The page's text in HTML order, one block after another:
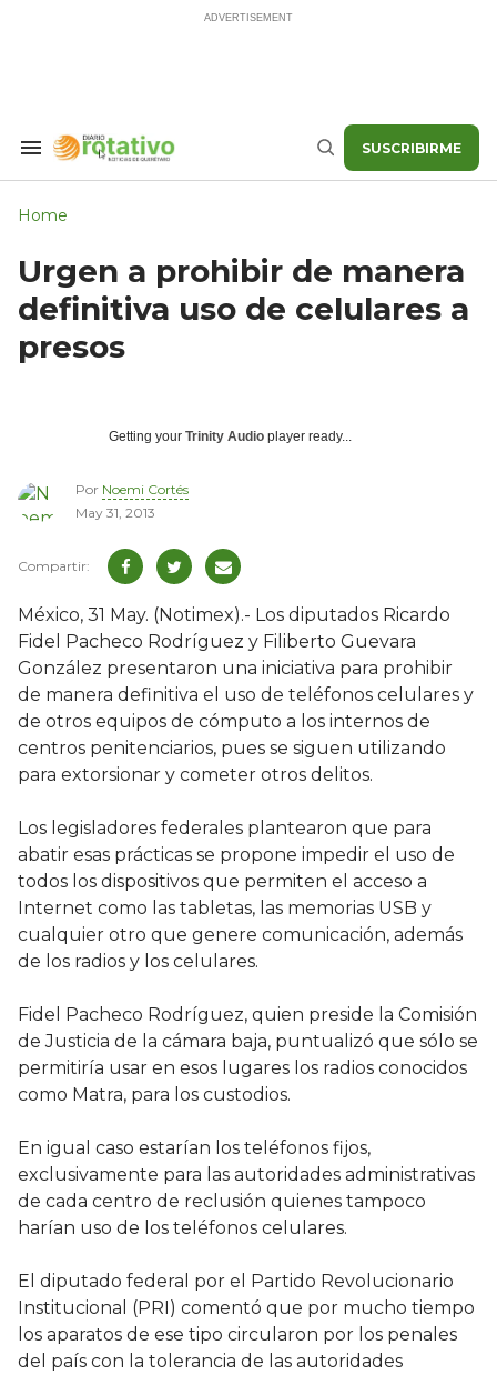
Search
Buscar SUSCRIBIRME
Home
Urgen a prohibir de manera
definitiva uso de celulares a
presos
Getting your Trinity Audio player ready...
Por Noemi Cortés
May 31, 2013
México, 31 May. (Notimex).- Los diputados Ricardo
Fidel Pacheco Rodríguez y Filiberto Guevara
González presentaron una iniciativa para prohibir
de manera definitiva el uso de teléfonos celulares y
de otros equipos de cómputo a los internos de
centros penitenciarios, pues se siguen utilizando
para extorsionar y cometer otros delitos.
Los legisladores federales plantearon que para
abatir esas prácticas se propone impedir el uso de
todos los dispositivos que permiten el acceso a
Internet como las tabletas, las memorias USB y
cualquier otro que genere comunicación, además
de los radios y los celulares.
Fidel Pacheco Rodríguez, quien preside la Comisión
de Justicia de la cámara baja, puntualizó que sólo se
permitiría usar en esos lugares los radios conocidos
como Matra, para los custodios.
En igual caso estarían los teléfonos fijos,
exclusivamente para las autoridades administrativas
de cada centro de reclusión quienes tampoco
harían uso de los teléfonos celulares.
El diputado federal por el Partido Revolucionario
Institucional (PRI) comentó que por mucho tiempo
los aparatos de ese tipo circularon por los penales
del país con la tolerancia de las autoridades